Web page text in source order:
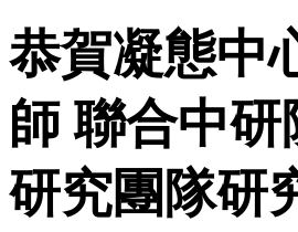
恭賀凝態中
師 聯合中
研究團隊研